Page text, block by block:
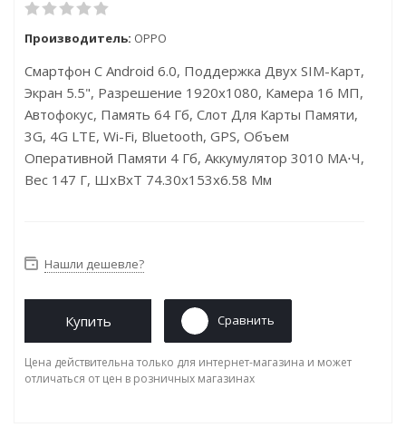
Производитель: OPPO
Смартфон С Android 6.0, Поддержка Двух SIM-Карт,
Экран 5.5", Разрешение 1920x1080, Камера 16 МП,
Автофокус, Память 64 Гб, Слот Для Карты Памяти,
3G, 4G LTE, Wi-Fi, Bluetooth, GPS, Объем
Оперативной Памяти 4 Гб, Аккумулятор 3010 МА⋅ч,
Вес 147 Г, ШxВxТ 74.30x153x6.58 Мм
Нашли дешевле?
Купить Сравнить
Цена действительна только для интернет-магазина и может
отличаться от цен в розничных магазинах